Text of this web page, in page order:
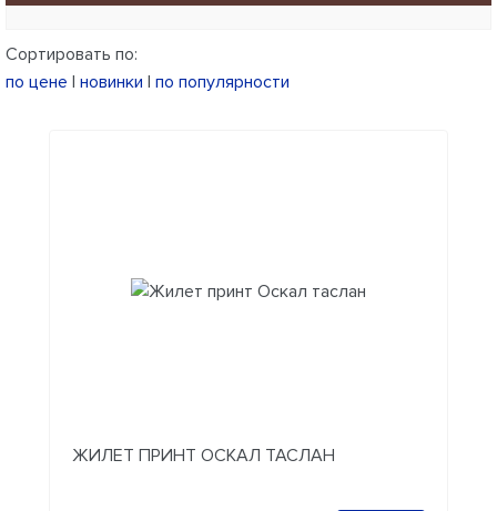
Сортировать по:
по цене | новинки | по популярности
ЖИЛЕТ ПРИНТ ОСКАЛ ТАСЛАН